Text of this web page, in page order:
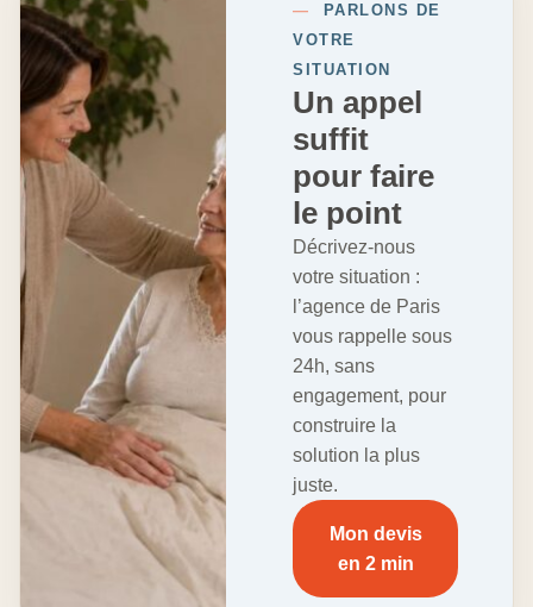
—
PARLONS DE
VOTRE
SITUATION
Un appel
suffit
pour faire
le point
Décrivez-nous
votre situation :
l’agence de Paris
vous rappelle sous
24h, sans
engagement, pour
construire la
solution la plus
juste.
Mon devis
en 2 min